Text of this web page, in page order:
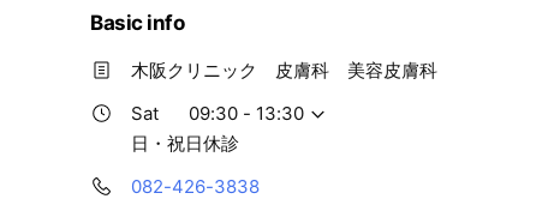
Basic info
木阪クリニック 皮膚科 美容皮膚科
Sat
09:30 - 13:30
日・祝日休診
082-426-3838